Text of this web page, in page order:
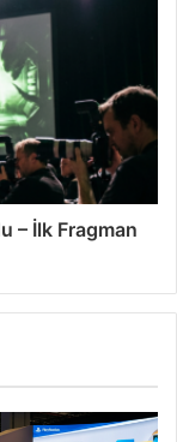
– İlk Fragman